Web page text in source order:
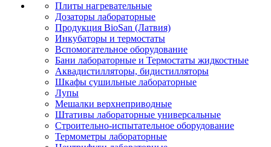
Плиты нагревательные
Дозаторы лабораторные
Продукция BioSan (Латвия)
Инкубаторы и термостаты
Вспомогательное оборудование
Бани лабораторные и Термостаты жидкостные
Аквадистилляторы, бидистилляторы
Шкафы сушильные лабораторные
Лупы
Мешалки верхнеприводные
Штативы лабораторные универсальные
Строительно-испытательное оборудование
Термометры лабораторные